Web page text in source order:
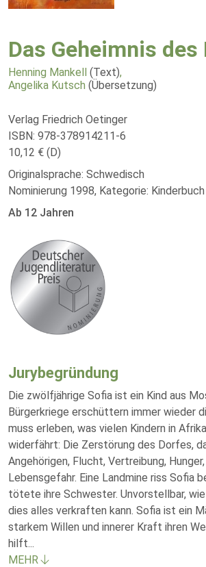
Das Geheimnis des
Henning Mankell (Text),
Angelika Kutsch (Übersetzung)
Verlag Friedrich Oetinger
ISBN: 978-378914211-6
10,12 € (D)
Originalsprache: Schwedisch
Nominierung 1998, Kategorie: Kinderbuch
Ab 12 Jahren
Jurybegründung
Die zwölfjährige Sofia ist ein Kind aus
Bürgerkriege erschüttern immer wieder
muss erleben, was vielen Kindern in
widerfährt: Die Zerstörung des Dorfes,
Angehörigen, Flucht, Vertreibung,
Lebensgefahr. Eine Landmine riss Sofia
tötete ihre Schwester. Unvorstellbar,
dies alles verkraften kann. Sofia ist ein
starkem Willen und innerer Kraft ihren
hilft...
MEHR